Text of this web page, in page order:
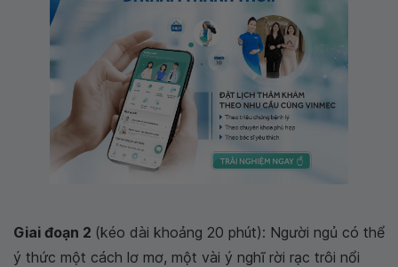
Giai đoạn 2 (kéo dài khoảng 20 phút): Người ngủ có thể
ý thức một cách lơ mơ, một vài ý nghĩ rời rạc trôi nổi